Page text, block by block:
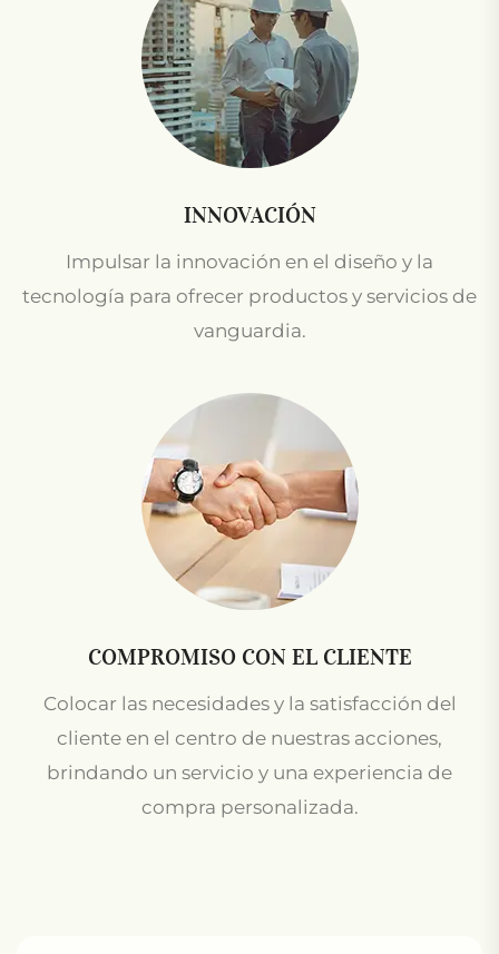
INNOVACIÓN
Impulsar la innovación en el diseño y la
tecnología para ofrecer productos y servicios de
vanguardia.
COMPROMISO CON EL CLIENTE
Colocar las necesidades y la satisfacción del
cliente en el centro de nuestras acciones,
brindando un servicio y una experiencia de
compra personalizada.